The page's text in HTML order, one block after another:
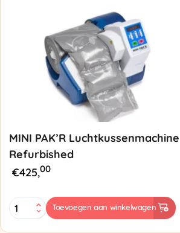
MINI PAK’R Luchtkussenmachine
Refurbished
€425,00
MINI
PAK'R
Toevoegen aan winkelwagen